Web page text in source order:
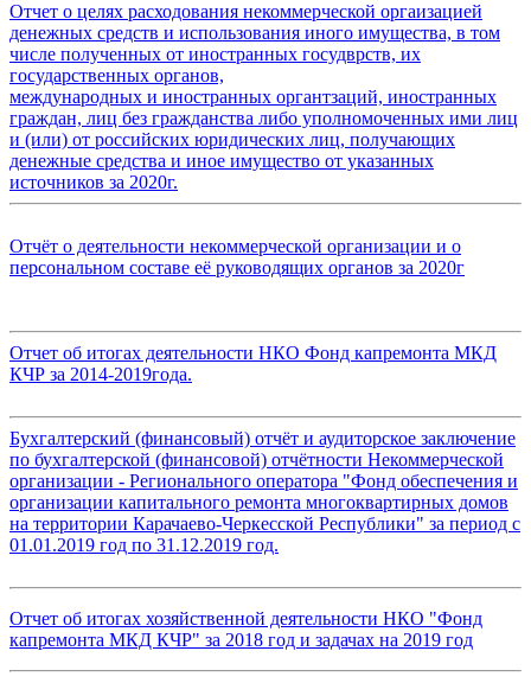
Отчет о целях расходования некоммерческой оргаизацией
денежных средств и использования иного имущества, в том
числе полученных от иностранных госудврств, их
государственных органов,
международных и иностранных органтзаций, иностранных
граждан, лиц без гражданства либо уполномоченных ими лиц
и (или) от российских юридических лиц, получающих
денежные средства и иное имущество от указанных
источников за 2020г.
Отчёт о деятельности некоммерческой организации и о
персональном составе её руководящих органов за 2020г
Отчет об итогах деятельности НКО Фонд капремонта МКД
КЧР за 2014-2019года.
Бухгалтерский (финансовый) отчёт и аудиторское заключение
по бухгалтерской (финансовой) отчётности Некоммерческой
организации - Регионального оператора "Фонд обеспечения и
организации капитального ремонта многоквартирных домов
на территории Карачаево-Черкесской Республики" за период с
01.01.2019 год по 31.12.2019 год.
Отчет об итогах хозяйственной деятельности НКО "Фонд
капремонта МКД КЧР" за 2018 год и задачах на 2019 год